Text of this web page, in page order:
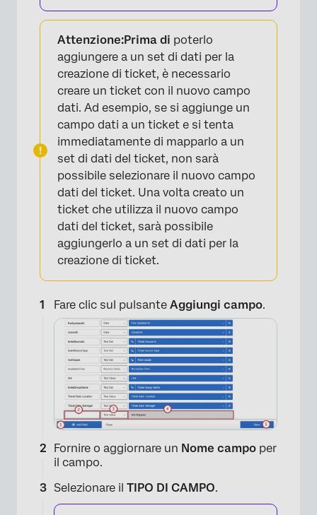
×
Attenzione:Prima di poterlo
aggiungere a un set di dati per la
creazione di ticket, è necessario
creare un ticket con il nuovo campo
dati. Ad esempio, se si aggiunge un
campo dati a un ticket e si tenta
immediatamente di mapparlo a un
set di dati del ticket, non sarà
possibile selezionare il nuovo campo
dati del ticket. Una volta creato un
ticket che utilizza il nuovo campo
dati del ticket, sarà possibile
aggiungerlo a un set di dati per la
creazione di ticket.
Fare clic sul pulsante Aggiungi campo.
Fornire o aggiornare un Nome campo per
il campo.
Selezionare il TIPO DI CAMPO.